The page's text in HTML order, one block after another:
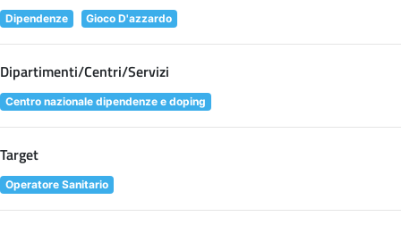
Dipendenze Gioco D'azzardo
Dipartimenti/Centri/Servizi
Centro nazionale dipendenze e doping
Target
Operatore Sanitario